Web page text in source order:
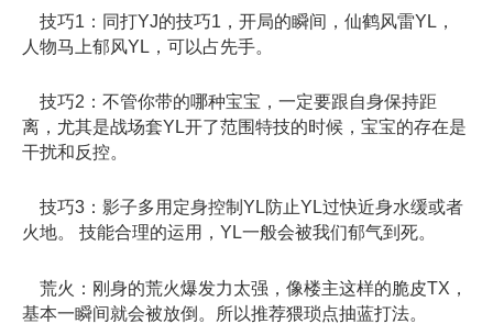
技巧1：同打YJ的技巧1，开局的瞬间，仙鹤风雷YL，
人物马上郁风YL，可以占先手。
技巧2：不管你带的哪种宝宝，一定要跟自身保持距
离，尤其是战场套YL开了范围特技的时候，宝宝的存在是
干扰和反控。
技巧3：影子多用定身控制YL防止YL过快近身水缓或者
火地。 技能合理的运用，YL一般会被我们郁气到死。
荒火：刚身的荒火爆发力太强，像楼主这样的脆皮TX，
基本一瞬间就会被放倒。所以推荐猥琐点抽蓝打法。